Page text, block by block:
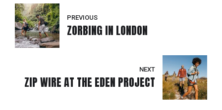
PREVIOUS
ZORBING IN LONDON
NEXT
ZIP WIRE AT THE EDEN PROJECT